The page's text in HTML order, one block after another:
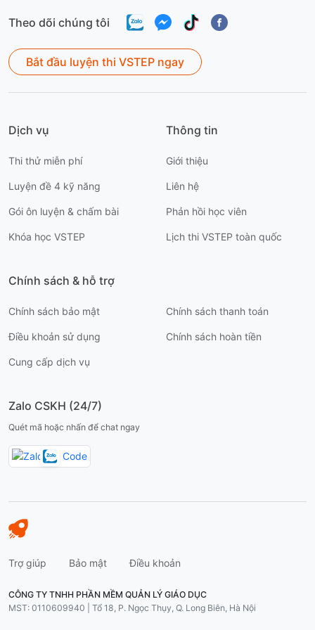
Theo dõi chúng tôi
Bắt đầu luyện thi VSTEP ngay
Dịch vụ
Thi thử miễn phí
Luyện đề 4 kỹ năng
Gói ôn luyện & chấm bài
Khóa học VSTEP
Thông tin
Giới thiệu
Liên hệ
Phản hồi học viên
Lịch thi VSTEP toàn quốc
Chính sách & hỗ trợ
Chính sách bảo mật
Điều khoản sử dụng
Cung cấp dịch vụ
Chính sách thanh toán
Chính sách hoàn tiền
Zalo CSKH (24/7)
Quét mã hoặc nhấn để chat ngay
Trợ giúp Bảo mật Điều khoản
CÔNG TY TNHH PHẦN MỀM QUẢN LÝ GIÁO DỤC
MST: 0110609940 | Tổ 18, P. Ngọc Thụy, Q. Long Biên, Hà Nội